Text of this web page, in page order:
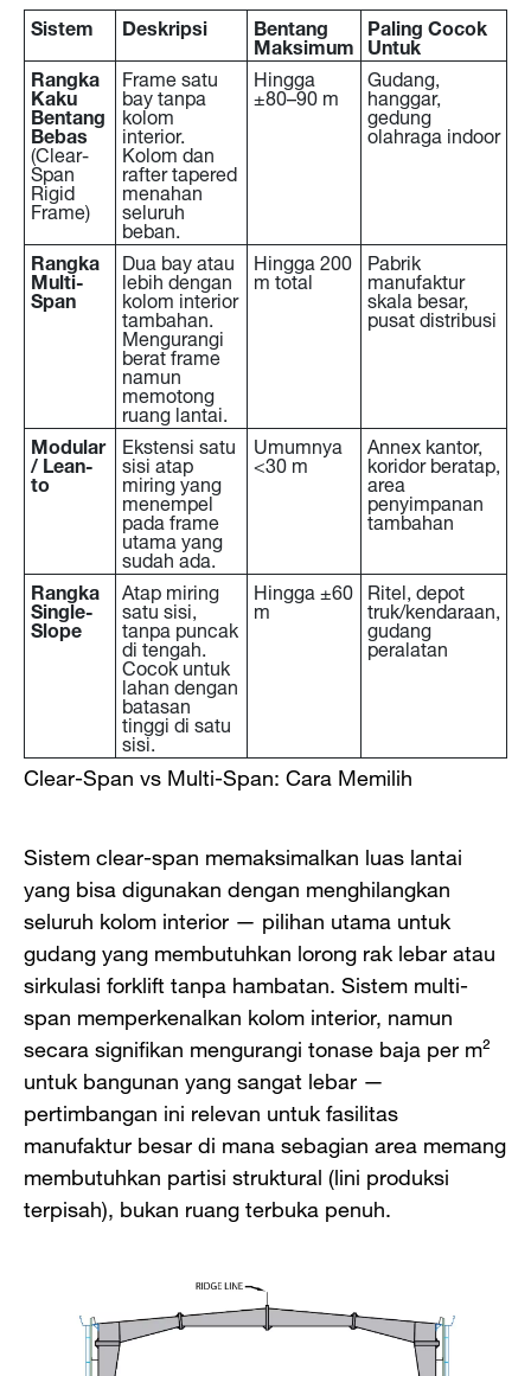
Sistem Deskripsi Bentang
Maksimum
Paling Cocok
Untuk
Rangka
Kaku
Bentang
Bebas
(Clear-
Span
Rigid
Frame)
Frame satu
bay tanpa
kolom
interior.
Kolom dan
rafter tapered
menahan
seluruh
beban.
Hingga
±80–90 m
Gudang,
hanggar,
gedung
olahraga indoor
Rangka
Multi-
Span
Dua bay atau
lebih dengan
kolom interior
tambahan.
Mengurangi
berat frame
namun
memotong
ruang lantai.
Hingga 200
m total
Pabrik
manufaktur
skala besar,
pusat distribusi
Modular
/ Lean-
to
Ekstensi satu
sisi atap
miring yang
menempel
pada frame
utama yang
sudah ada.
Umumnya
<30 m
Annex kantor,
koridor beratap,
area
penyimpanan
tambahan
Rangka
Single-
Slope
Atap miring
satu sisi,
tanpa puncak
di tengah.
Cocok untuk
lahan dengan
batasan
tinggi di satu
sisi.
Hingga ±60
m
Ritel, depot
truk/kendaraan,
gudang
peralatan
Clear-Span vs Multi-Span: Cara Memilih
Sistem clear-span memaksimalkan luas lantai
yang bisa digunakan dengan menghilangkan
seluruh kolom interior — pilihan utama untuk
gudang yang membutuhkan lorong rak lebar atau
sirkulasi forklift tanpa hambatan. Sistem multi-
span memperkenalkan kolom interior, namun
secara signifikan mengurangi tonase baja per m²
untuk bangunan yang sangat lebar —
pertimbangan ini relevan untuk fasilitas
manufaktur besar di mana sebagian area memang
membutuhkan partisi struktural (lini produksi
terpisah), bukan ruang terbuka penuh.